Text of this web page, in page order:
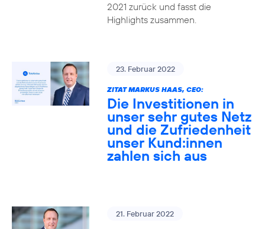
2021 zurück und fasst die
Highlights zusammen.
23. Februar 2022
ZITAT MARKUS HAAS, CEO:
Die Investitionen in
unser sehr gutes Netz
und die Zufriedenheit
unser Kund:innen
zahlen sich aus
21. Februar 2022